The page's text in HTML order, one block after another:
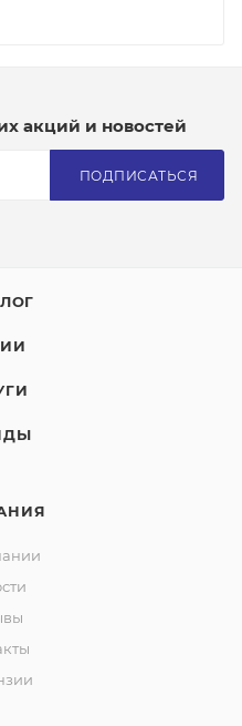
акций и новостей
ПОДПИСАТЬСЯ